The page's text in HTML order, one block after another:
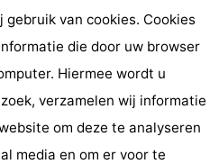
gebruik van cookies. Cookies
die door uw browser
Hiermee wordt u
verzamelen wij informatie
om deze te analyseren
media en om er voor te